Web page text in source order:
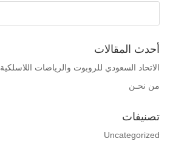
أحدث المقالات
الاتحاد السعودي للروبوت والرياضات اللاسلكية
من نحـن
تصنيفات
Uncategorized